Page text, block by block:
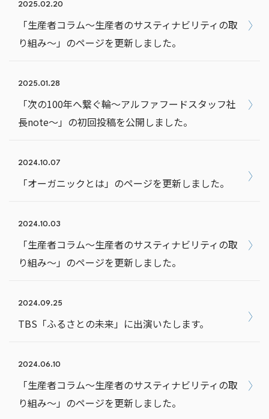
2025.02.20
「生産者コラム～生産者のサスティナビリティの取
り組み～」のページを更新しました。
2025.01.28
「次の100年へ繋ぐ輪～アルファフードスタッフ社
長note～」の初回投稿を公開しました。
2024.10.07
「オーガニックとは」のページを更新しました。
2024.10.03
「生産者コラム～生産者のサスティナビリティの取
り組み～」のページを更新しました。
2024.09.25
TBS「ふるさとの未来」に出演いたします。
2024.06.10
「生産者コラム～生産者のサスティナビリティの取
り組み～」のページを更新しました。